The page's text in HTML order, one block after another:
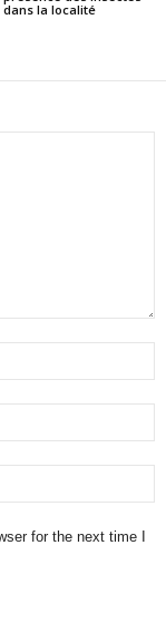
dans la localité
for the next time I